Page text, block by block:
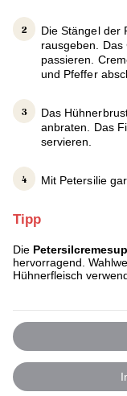
Die Stängel der
rausgeben. Das
passieren.
und Pfeffer
Das
anbraten. Das
servieren.
Mit Petersilie
Tipp
Die
hervorragend.
Hühnerfleisch